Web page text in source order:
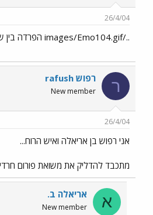
26/4/04
../images/Emo104.gif הפרדה בין שרשורים
ר רפוש rafush
New member
26/4/04
אני רפוש בן אריאלה ואיש הרוח...
מתכבד להדליק את משואת פורום
א אריאלה ב.
New member